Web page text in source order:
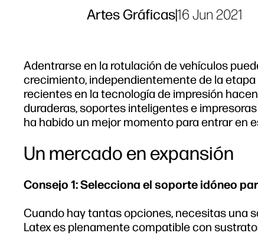
Artes Gráficas|16 Jun 2021
Adentrarse en la rotulación de vehículos
crecimiento, independientemente de la
recientes en la tecnología de impresión
duraderas, soportes inteligentes e
ha habido un mejor momento para entrar en
Un mercado en expansión
Consejo 1: Selecciona el soporte idóneo
Cuando hay tantas opciones, necesitas una
Latex es plenamente compatible con